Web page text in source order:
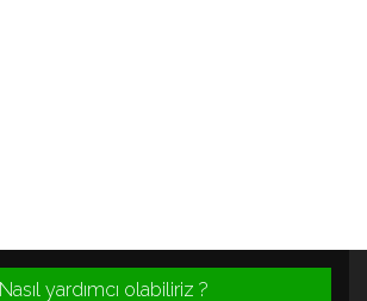
Nasıl yardımcı olabiliriz ?